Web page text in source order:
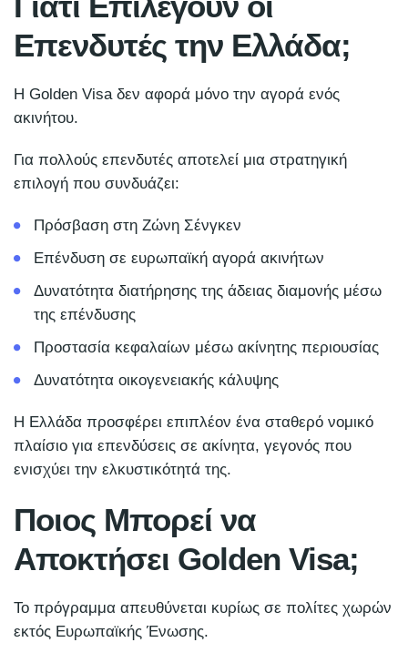
Επενδυτές την Ελλάδα;
Η Golden Visa δεν αφορά μόνο την αγορά ενός
ακινήτου.
Για πολλούς επενδυτές αποτελεί μια στρατηγική
επιλογή που συνδυάζει:
Πρόσβαση στη Ζώνη Σένγκεν
Επένδυση σε ευρωπαϊκή αγορά ακινήτων
Δυνατότητα διατήρησης της άδειας διαμονής μέσω
της επένδυσης
Προστασία κεφαλαίων μέσω ακίνητης περιουσίας
Δυνατότητα οικογενειακής κάλυψης
Η Ελλάδα προσφέρει επιπλέον ένα σταθερό νομικό
πλαίσιο για επενδύσεις σε ακίνητα, γεγονός που
ενισχύει την ελκυστικότητά της.
Ποιος Μπορεί να
Αποκτήσει Golden Visa;
Το πρόγραμμα απευθύνεται κυρίως σε πολίτες χωρών
εκτός Ευρωπαϊκής Ένωσης.